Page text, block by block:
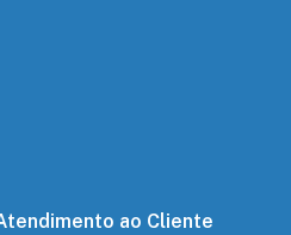
ao Cliente